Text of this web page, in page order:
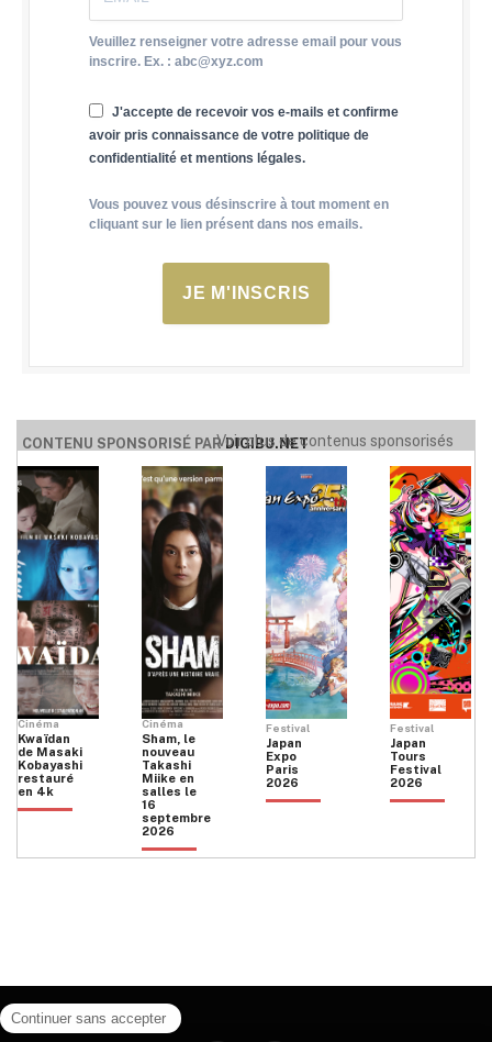
Veuillez renseigner votre adresse email pour vous
inscrire. Ex. : abc@xyz.com
J'accepte de recevoir vos e-mails et confirme
avoir pris connaissance de votre politique de
confidentialité et mentions légales.
Vous pouvez vous désinscrire à tout moment en
cliquant sur le lien présent dans nos emails.
JE M'INSCRIS
CONTENU SPONSORISÉ PARDIGIBU.NET
Voir plus de contenus sponsorisés
Cinéma
Kwaïdan
de Masaki
Kobayashi
restauré
en 4k
Cinéma
Sham, le
nouveau
Takashi
Miike en
salles le
16
septembre
2026
Festival
Japan
Expo
Paris
2026
Festival
Japan
Tours
Festival
2026